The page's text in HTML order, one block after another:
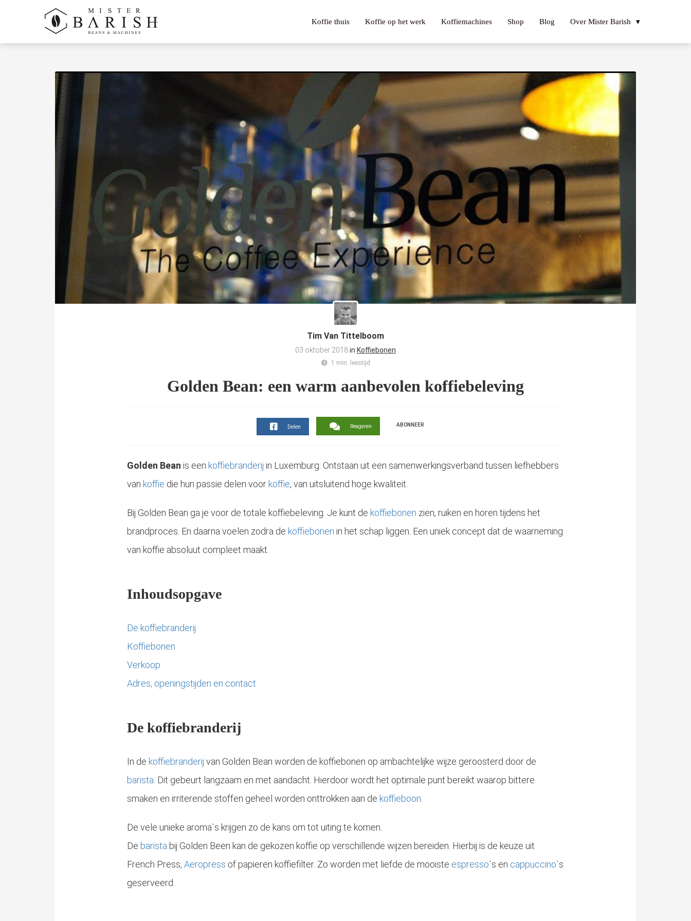
Koffie thuis Koffie op het werk Koffiemachines Shop Blog Over Mister Barish
Tim Van Tittelboom
03 oktober 2018in Koffiebonen
1 min. leestijd
Golden Bean: een warm aanbevolen koffiebeleving
Delen Reageren ABONNEER
Golden Bean is een koffiebranderij in Luxemburg. Ontstaan uit een samenwerkingsverband tussen liefhebbers
van koffie die hun passie delen voor koffie, van uitsluitend hoge kwaliteit.
Bij Golden Bean ga je voor de totale koffiebeleving. Je kunt de koffiebonen zien, ruiken en horen tijdens het
brandproces. En daarna voelen zodra de koffiebonen in het schap liggen. Een uniek concept dat de waarneming
van koffie absoluut compleet maakt.
Inhoudsopgave
De koffiebranderij
Koffiebonen
Verkoop
Adres, openingstijden en contact
De koffiebranderij
In de koffiebranderij van Golden Bean worden de koffiebonen op ambachtelijke wijze geroosterd door de
barista . Dit gebeurt langzaam en met aandacht. Hierdoor wordt het optimale punt bereikt waarop bittere
smaken en irriterende stoffen geheel worden onttrokken aan de koffieboon
De vele unieke aroma`s krijgen zo de kans om tot uiting te komen.
De barista bij Golden Been kan de gekozen koffie op verschillende wijzen bereiden. Hierbij is de keuze uit
French Press, Aeropress of papieren koffiefilter. Zo worden met liefde de mooiste espresso`s en cappuccino`s
geserveerd.